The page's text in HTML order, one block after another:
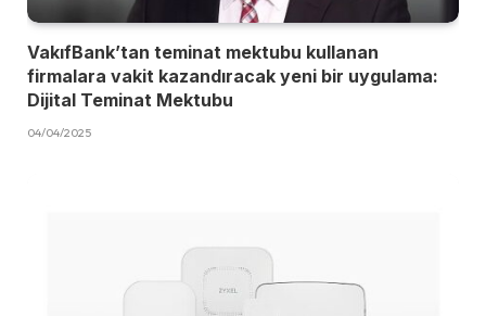
VakıfBank’tan teminat mektubu kullanan
firmalara vakit kazandıracak yeni bir uygulama:
Dijital Teminat Mektubu
04/04/2025